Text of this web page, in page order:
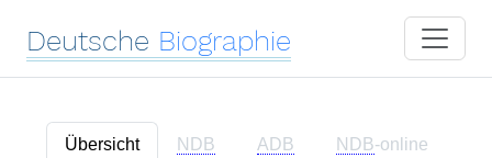
Deutsche Biographie
Übersicht NDB ADB NDB-online